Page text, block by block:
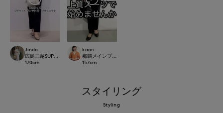
Jinda
広島三越SUPERIORCLOSET
170cm
kaori
那覇メインプレイスI.T.'S.international
157cm
スタイリング
Styling